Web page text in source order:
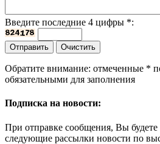
Введите последние 4 цифры *:
Обратите внимание: отмеченные *
обязательными для заполнения
Подписка на новости:
При отправке сообщения, Вы
следующие рассылки новости по